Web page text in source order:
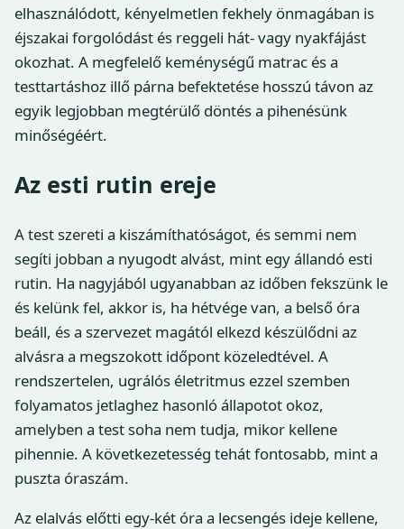
elhasználódott, kényelmetlen fekhely önmagában is
éjszakai forgolódást és reggeli hát- vagy nyakfájást
okozhat. A megfelelő keménységű matrac és a
testtartáshoz illő párna befektetése hosszú távon az
egyik legjobban megtérülő döntés a pihenésünk
minőségéért.
Az esti rutin ereje
A test szereti a kiszámíthatóságot, és semmi nem
segíti jobban a nyugodt alvást, mint egy állandó esti
rutin. Ha nagyjából ugyanabban az időben fekszünk le
és kelünk fel, akkor is, ha hétvége van, a belső óra
beáll, és a szervezet magától elkezd készülődni az
alvásra a megszokott időpont közeledtével. A
rendszertelen, ugrálós életritmus ezzel szemben
folyamatos jetlaghez hasonló állapotot okoz,
amelyben a test soha nem tudja, mikor kellene
pihennie. A következetesség tehát fontosabb, mint a
puszta óraszám.
Az elalvás előtti egy-két óra a lecsengés ideje kellene,